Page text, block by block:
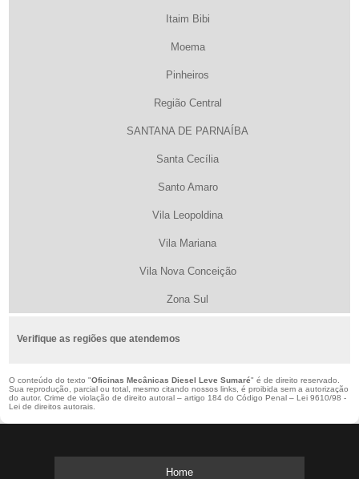
Itaim Bibi
Moema
Pinheiros
Região Central
SANTANA DE PARNAÍBA
Santa Cecília
Santo Amaro
Vila Leopoldina
Vila Mariana
Vila Nova Conceição
Zona Sul
Verifique as regiões que atendemos
O conteúdo do texto "Oficinas Mecânicas Diesel Leve Sumaré" é de direito reservado.
Sua reprodução, parcial ou total, mesmo citando nossos links, é proibida sem a autorização
do autor. Crime de violação de direito autoral – artigo 184 do Código Penal –Lei 9610/98 -
Lei de direitos autorais.
Home